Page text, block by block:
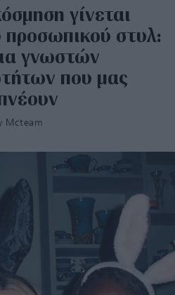
γίνεται
στυλ:
γνωστών
που μας
Mcteam